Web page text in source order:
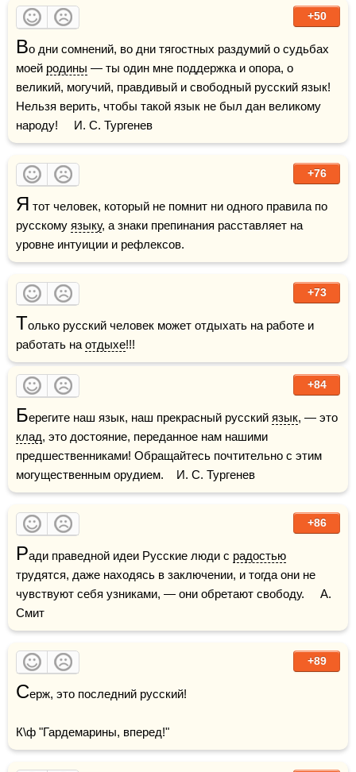
+50
Во дни сомнений, во дни тягостных раздумий о судьбах
моей родины — ты один мне поддержка и опора, о
великий, могучий, правдивый и свободный русский язык!
Нельзя верить, чтобы такой язык не был дан великому
народу!     И. С. Тургенев
+76
Я тот человек, который не помнит ни одного правила по
русскому языку, а знаки препинания расставляет на
уровне интуиции и рефлексов.
+73
Только русский человек может отдыхать на работе и
работать на отдыхе!!!
+84
Берегите наш язык, наш прекрасный русский язык
клад, это достояние, переданное нам нашими
предшественниками! Обращайтесь почтительно с этим
могущественным орудием.    И. С. Тургенев
+86
Ради праведной идеи Русские люди с радостью
трудятся, даже находясь в заключении, и тогда они не
чувствуют себя узниками, — они обретают свободу.     А.
Смит
+89
Серж, это последний русский!
К\ф "Гардемарины, вперед!"